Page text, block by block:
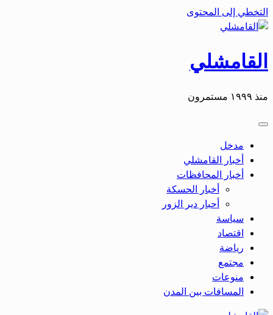
التخطي إلى المحتوى
القامشلي
منذ ١٩٩٩ مستمرون
مدخل
أخبار القامشلي
أخبار المحافظات
أخبار الحسكة
أحبار دير الزور
سياسة
اقتصاد
رياضة
مجتمع
منوعات
المسافات بين المدن